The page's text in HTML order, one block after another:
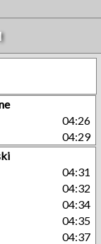
04:26
04:29
04:31
04:32
04:34
04:35
04:37